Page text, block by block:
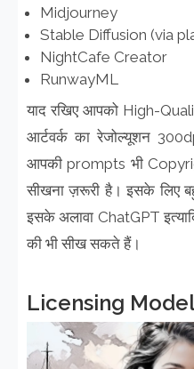
Midjourney
Stable Diffusion (via
NightCafe Creator
RunwayML
याद रखिए आपको High-
आर्टवर्क का रेजोल्यूशन
आपकी prompts भी
सीखना ज़रूरी है। इसके लिए
इसके अलावा ChatGPT
की भी सीख सकते हैं।
Licensing